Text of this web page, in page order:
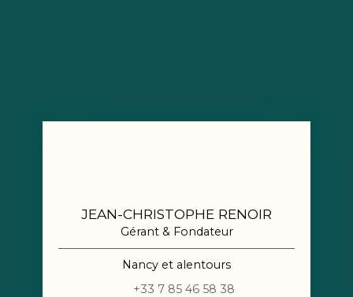
JEAN-CHRISTOPHE RENOIR
Gérant & Fondateur
Nancy et alentours
+33 7 85 46 58 38